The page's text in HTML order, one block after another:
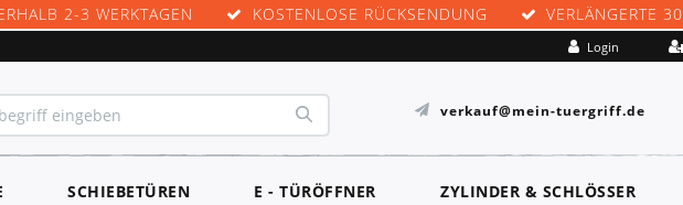
2-3 WERKTAGEN KOSTENLOSE RÜCKSENDUNG VERLÄNGERTE
Login
verkauf@mein-tuergriff.de
SCHIEBETÜREN E - TÜRÖFFNER ZYLINDER & SCHLÖSSER